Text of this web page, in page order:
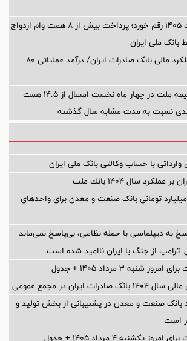
در چهار ماه نخست ۱۴۰۵ رقم خورد؛ پرداخت بیش از ۸ همت وام ازدواج
ملی ایران
تغییر مثبت در عملکرد مالی بانک صادرات ایران/ درآمد عملیاتی 80
حق بیمه تولیدی بیمه ملت در چهار ماه نخست امسال از 14.5 همت
با حساب وکالتی بانک ملی ایران
سال ۱۴۰۴ بانك ملت
تسهیلات ١٠ و ۵٠ میلیارد تومانی بانک صنعت و معدن برای واحد‌های
به دیپلماسی با حمله نظامی، بی‌پاسخ نمی‌ماند
ترامپ از جنگ با ایران ناامید شده است
شنبه ۳ مرداد ۱۴۰۵ + جدول
ایران در مجمع عمومی
بانک صنعت و معدن در پشتیبانی از بخش تولید و
است